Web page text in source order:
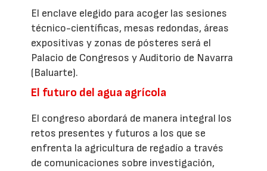
El enclave elegido para acoger las sesiones
técnico-científicas, mesas redondas, áreas
expositivas y zonas de pósteres será el
Palacio de Congresos y Auditorio de Navarra
(Baluarte).
El futuro del agua agrícola
El congreso abordará de manera integral los
retos presentes y futuros a los que se
enfrenta la agricultura de regadío a través
de comunicaciones sobre investigación,